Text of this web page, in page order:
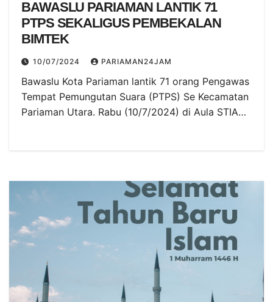
BAWASLU PARIAMAN LANTIK 71
PTPS SEKALIGUS PEMBEKALAN
BIMTEK
10/07/2024 PARIAMAN24JAM
Bawaslu Kota Pariaman lantik 71 orang Pengawas
Tempat Pemungutan Suara (PTPS) Se Kecamatan
Pariaman Utara. Rabu (10/7/2024) di Aula STIA…